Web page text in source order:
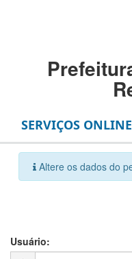
SERVIÇOS ONLINE
Altere os dados do
Usuário: